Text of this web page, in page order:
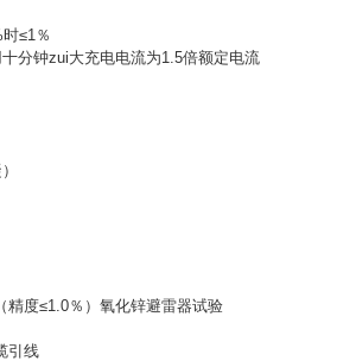
≤1％
分钟zui大充电电流为1.5倍额定电流
精度≤1.0％）氧化锌避雷器试验
引线